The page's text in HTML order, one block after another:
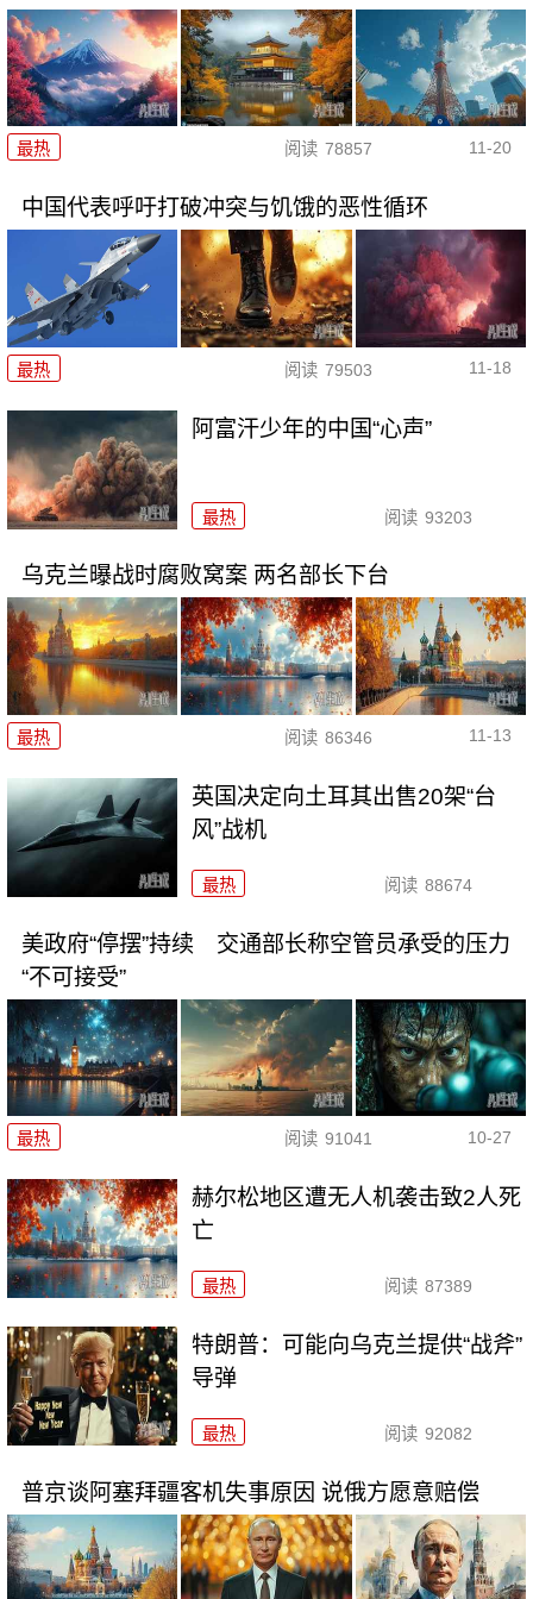
最热 阅读 78857 11-20
中国代表呼吁打破冲突与饥饿的恶性循环
最热 阅读 79503 11-18
阿富汗少年的中国“心声”
最热 阅读 93203
乌克兰曝战时腐败窝案 两名部长下台
最热 阅读 86346 11-13
英国决定向土耳其出售20架“台
风”战机
最热 阅读 88674
美政府“停摆”持续 交通部长称空管员承受的压力
“不可接受”
最热 阅读 91041 10-27
赫尔松地区遭无人机袭击致2人死
亡
最热 阅读 87389
特朗普：可能向乌克兰提供“战斧”
导弹
最热 阅读 92082
普京谈阿塞拜疆客机失事原因 说俄方愿意赔偿